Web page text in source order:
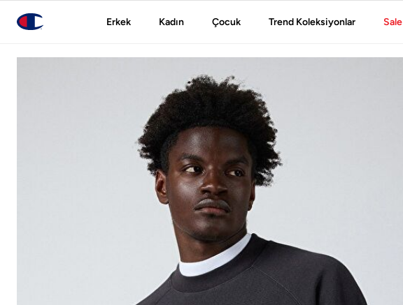
Erkek Kadın Çocuk Trend Koleksiyonlar Sale